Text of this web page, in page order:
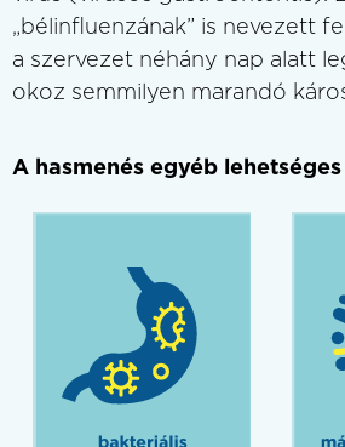
„bélinfluenzának” is nevezett
a szervezet néhány nap alatt
okoz semmilyen marandó
A hasmenés egyéb